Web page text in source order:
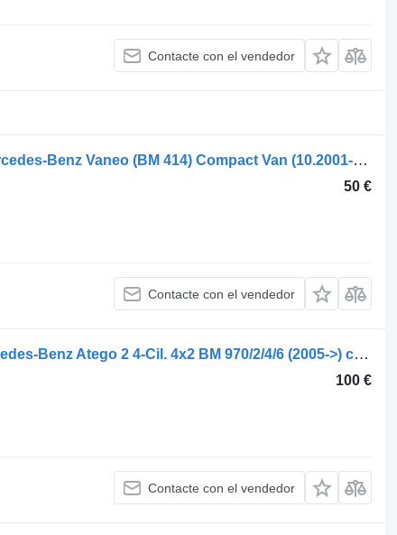
Contacte con el vendedor
A 414 820 03 64 piloto trasero para Mercedes-Benz Vaneo (BM 414) Compact Van (10.2001->) camión
50 €
Contacte con el vendedor
A9738202761 faro delantero para Mercedes-Benz Atego 2 4-Cil. 4x2 BM 970/2/4/6 (2005->) camión
100 €
Contacte con el vendedor